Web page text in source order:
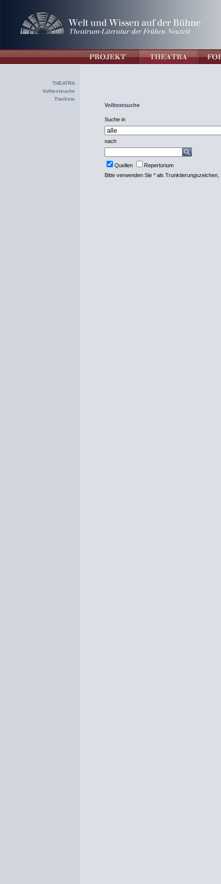
THEATRA
Volltextsuche
Titelliste
Volltextsuche
Suche in
nach
Quellen
Repertorium
Bitte verwenden Sie * als Trunktierungszeichen,